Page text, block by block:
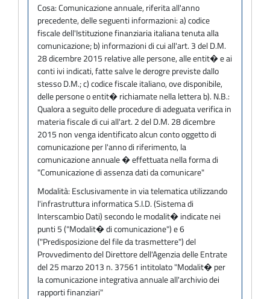
Cosa:Comunicazione annuale, riferita all'anno
precedente, delle seguenti informazioni: a) codice
fiscale dell'Istituzione finanziaria italiana tenuta alla
comunicazione; b) informazioni di cui all'art. 3 del D.M.
28 dicembre 2015 relative alle persone, alle entit� e ai
conti ivi indicati, fatte salve le derogre previste dallo
stesso D.M.; c) codice fiscale italiano, ove disponibile,
delle persone o entit� richiamate nella lettera b). N.B.:
Qualora a seguito delle procedure di adeguata verifica in
materia fiscale di cui all'art. 2 del D.M. 28 dicembre
2015 non venga identificato alcun conto oggetto di
comunicazione per l'anno di riferimento, la
comunicazione annuale � effettuata nella forma di
"Comunicazione di assenza dati da comunicare"
Modalità: Esclusivamente in via telematica utilizzando
l'infrastruttura informatica S.I.D. (Sistema di
Interscambio Dati) secondo le modalit� indicate nei
punti 5 ("Modalit� di comunicazione") e 6
("Predisposizione del file da trasmettere") del
Provvedimento del Direttore dell'Agenzia delle Entrate
del 25 marzo 2013 n. 37561 intitolato "Modalit� per
la comunicazione integrativa annuale all'archivio dei
rapporti finanziari"